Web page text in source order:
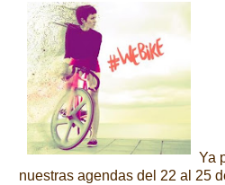
Ya
nuestras agendas del 22 al 25